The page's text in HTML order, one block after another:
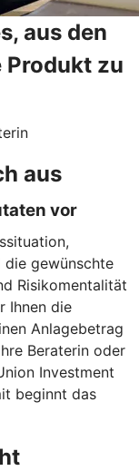
aus den
Produkt zu
aus
vor
die gewünschte
Risikomentalität
Ihnen die
Anlagebetrag
Beraterin oder
Investment
beginnt das